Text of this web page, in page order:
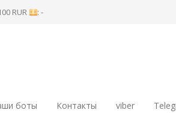
RUR : -
боты Контакты viber